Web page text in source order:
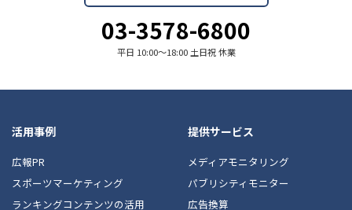
03-3578-6800
平日 10:00〜18:00 土日祝 休業
活用事例
広報PR
スポーツマーケティング
ランキングコンテンツの活用
提供サービス
メディアモニタリング
パブリシティモニター
広告換算